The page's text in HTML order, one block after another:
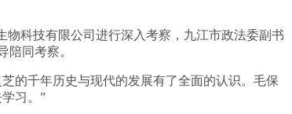
物科技有限公司进行深入考察，九江市政法委副书
同考察。
的千年历史与现代的发展有了全面的认识。毛保
习。”